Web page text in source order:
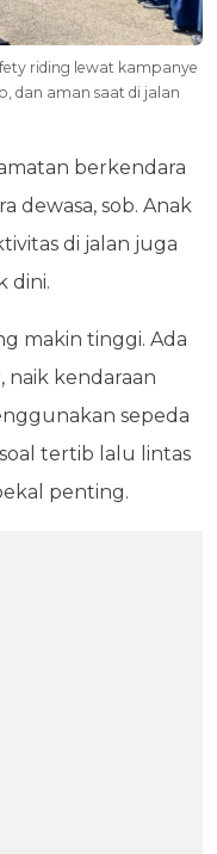
riding lewat kampanye
dan aman saat di jalan
berkendara
dewasa, sob. Anak
di jalan juga
dini.
makin tinggi. Ada
naik kendaraan
sepeda
tertib lalu lintas
penting.